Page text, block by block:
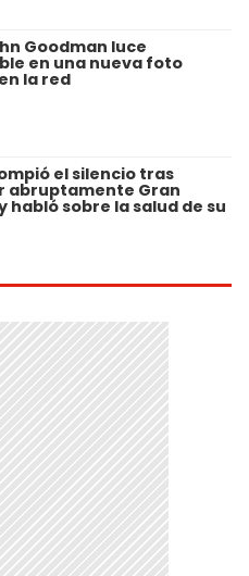
Goodman luce
en una nueva foto
la red
el silencio tras
abruptamente Gran
habló sobre la salud de su